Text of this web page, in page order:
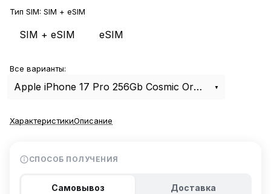
Тип SIM: SIM + eSIM
SIM + eSIM eSIM
Все варианты:
Apple iPhone 17 Pro 256Gb Cosmic Orange SIM+eSIM
ХарактеристикиОписание
СПОСОБ ПОЛУЧЕНИЯ
Самовывоз Доставка